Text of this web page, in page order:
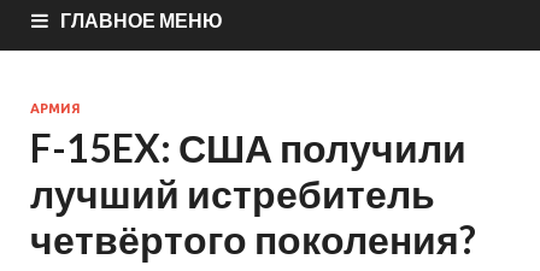
ГЛАВНОЕ МЕНЮ
АРМИЯ
F-15EX: США получили
лучший истребитель
четвёртого поколения?